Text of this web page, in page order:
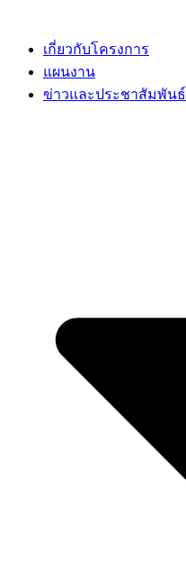
contentเกี่ยวกับโครงการ
แผนงาน
ข่าวและประชาสัมพันธ์